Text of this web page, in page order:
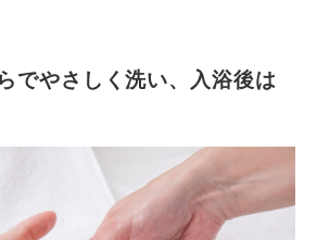
でやさしく洗い、入浴後は